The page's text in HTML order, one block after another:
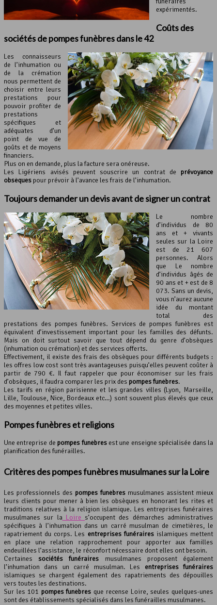
expérimentés.
Coûts des
sociétés de pompes funèbres dans le 42
Les connaisseurs
de l’inhumation ou
de la crémation
nous permettent de
choisir entre leurs
prestations pour
pouvoir profiter de
prestations
spécifiques et
adéquates d’un
point de vue de
goûts et de moyens
financiers.
Plus on en demande, plus la facture sera onéreuse.
Les Ligériens avisés peuvent souscrire un contrat de prévoyance
obsèques pour prévoir à l’avance les frais de l’inhumation.
Toujours demander un devis avant de signer un contrat
Le nombre
d’individus de 80
ans et + vivants
seules sur la Loire
est de 21 607
personnes. Alors
que Le nombre
d’individus âgés de
90 ans et + est de 8
073. Sans un devis,
vous n’aurez aucune
idée du montant
total des
prestations des pompes funèbres. Services de pompes funèbres est
équivalent d’investissement important pour les familles des défunts.
Mais on doit surtout savoir que tout dépend du genre d’obsèques
(inhumation ou crémation) et des services offerts.
Effectivement, il existe des frais des obsèques pour différents budgets :
les offres low cost sont très avantageuses puisqu’elles peuvent coûter à
partir de 790 €. Il faut rappeler que pour économiser sur les frais
d’obsèques, il faudra comparer les prix des pompes funèbres.
Les tarifs en région parisienne et les grandes villes (Lyon, Marseille,
Lille, Toulouse, Nice, Bordeaux etc…) sont souvent plus élevés que ceux
des moyennes et petites villes.
Pompes funèbres et religions
Une entreprise de pompes funèbresest une enseigne spécialisée dans la
planification des funérailles.
Critères des pompes funèbres musulmanes sur la Loire
Les professionnels des pompes funèbres musulmanes assistent mieux
leurs clients pour mener à bien les obsèques en honorant les rites et
traditions relatives à la religion islamique. Les entreprises funéraires
musulmanes sur laLoire s’occupent des démarches administratives
spécifiques à l’inhumation dans un carré musulman de cimetières, le
rapatriement du corps. Les entreprises funérairesislamiques mettent
en place une relation rapprochement pour apporter aux familles
endeuillées l’assistance, le réconfort nécessaire dont elles ont besoin.
Certainessociétés funéraires musulmanes proposent également
l’inhumation dans un carré musulman. Les entreprises funéraires
islamiques se chargent également des rapatriements des dépouilles
vers toutes les destinations.
Sur les 101 pompes funèbres que recense Loire, seules quelques-unes
sont des établissements spécialisés dans les funérailles musulmanes.